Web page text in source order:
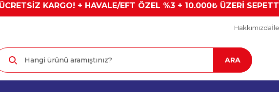
KARGO! + HAVALE/EFT ÖZEL %3 + 10.000₺ ÜZERİ
Hakkımızda
ARA